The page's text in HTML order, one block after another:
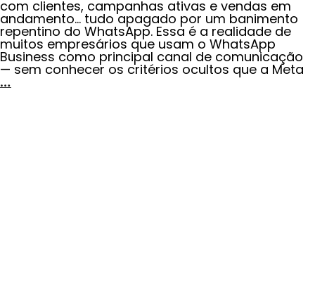
com clientes, campanhas ativas e vendas em
andamento… tudo apagado por um banimento
repentino do WhatsApp. Essa é a realidade de
muitos empresários que usam o WhatsApp
Business como principal canal de comunicação
— sem conhecer os critérios ocultos que a Meta
…